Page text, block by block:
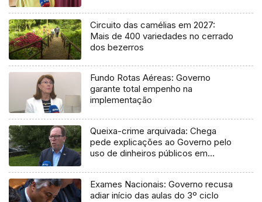
Circuito das camélias em 2027:
Mais de 400 variedades no cerrado
dos bezerros
Fundo Rotas Aéreas: Governo
garante total empenho na
implementação
Queixa-crime arquivada: Chega
pede explicações ao Governo pelo
uso de dinheiros públicos em
Exames Nacionais: Governo recusa
adiar início das aulas do 3º ciclo